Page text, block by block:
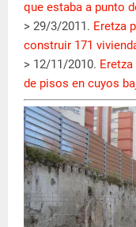
que estaba a punto
> 29/3/2011. Eretza
construir 171
> 12/11/2010.
de pisos en cuyos